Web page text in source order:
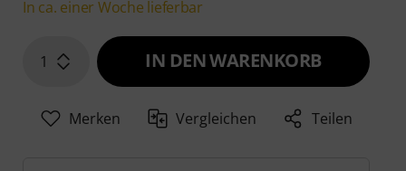
In ca. einer Woche lieferbar
1 IN DEN WARENKORB
Merken Vergleichen Teilen